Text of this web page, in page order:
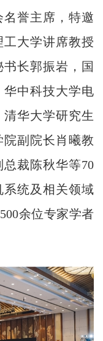
誉主席，特邀
大学讲席教授
长郭振岩，国
华中科技大学电
华大学研究生
副院长肖曦教
裁陈秋华等70
统及相关领域
余位专家学者